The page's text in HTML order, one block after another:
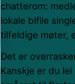
chatterom:
lokale bifile
tilfeldige møter,
Det er
Kanskje er du